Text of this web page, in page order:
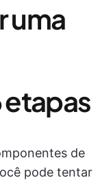
uma
etapas
de
pode tentar